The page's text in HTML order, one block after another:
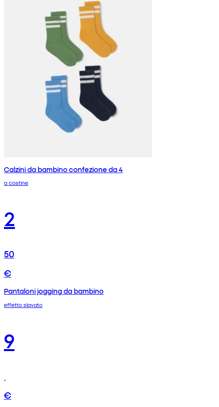
Calzini da bambino confezione da 4
a costine
2
50
€
Pantaloni jogging da bambino
effetto slavato
9
€